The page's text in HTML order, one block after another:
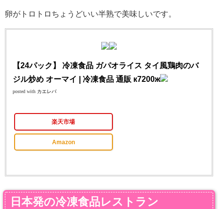
卵がトロトロちょうどいい半熟で美味しいです。
【24パック】 冷凍食品 ガパオライス タイ風鶏肉のバ
ジル炒め オーマイ | 冷凍食品 通販 к7200ж
posted with カエレバ
楽天市場
Amazon
日本発の冷凍食品レストラン